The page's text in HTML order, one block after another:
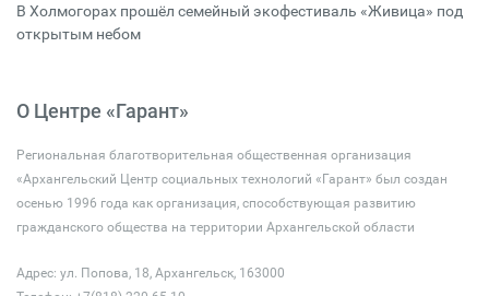
В Холмогорах прошёл семейный экофестиваль «Живица» под
открытым небом
О Центре «Гарант»
Региональная благотворительная общественная организация
«Архангельский Центр социальных технологий «Гарант» был создан
осенью 1996 года как организация, способствующая развитию
гражданского общества на территории Архангельской области
Адрес: ул. Попова, 18, Архангельск, 163000